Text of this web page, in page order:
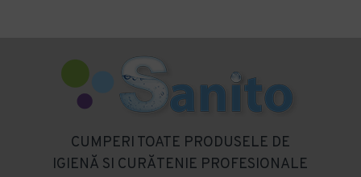
CUMPERI TOATE PRODUSELE DE
IGIENĂ SI CURĂTENIE PROFESIONALE